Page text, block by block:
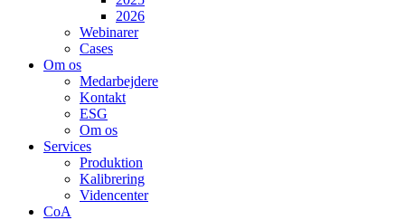
2026
Webinarer
Cases
Om os
Medarbejdere
Kontakt
ESG
Om os
Services
Produktion
Kalibrering
Videncenter
CoA